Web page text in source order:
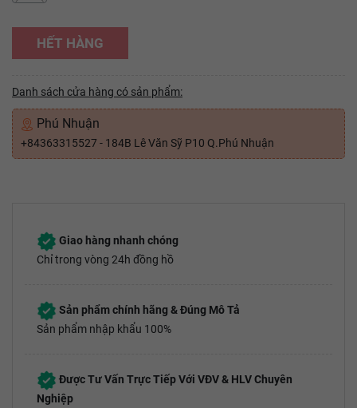
HẾT HÀNG
Danh sách cửa hàng có sản phẩm:
Phú Nhuận
+84363315527 - 184B Lê Văn Sỹ P10 Q.Phú Nhuận
Giao hàng nhanh chóng
Chỉ trong vòng 24h đồng hồ
Sản phẩm chính hãng & Đúng Mô Tả
Sản phẩm nhập khẩu 100%
Được Tư Vấn Trực Tiếp Với VĐV & HLV Chuyên
Nghiệp